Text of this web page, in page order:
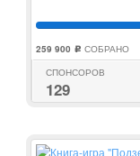
259 900 c СОБРАНО
СПОНСОРОВ
129